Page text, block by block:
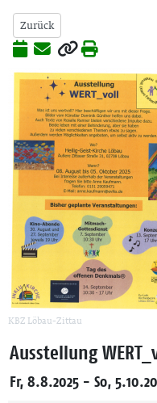
Zurück
KBZ Löbau-Zittau
Ausstellung
Fr, 8.8.2025 - So,